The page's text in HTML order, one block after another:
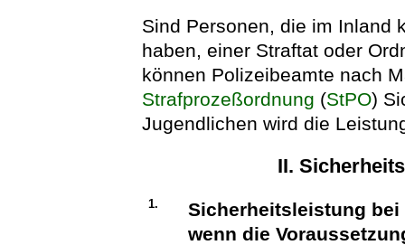
Sind Personen, die im Inland
haben, einer Straftat oder
können Polizeibeamte nach
Strafprozeßordnung (StPO)
Jugendlichen wird die
II.
1.
Sicherheitsleistung
wenn die